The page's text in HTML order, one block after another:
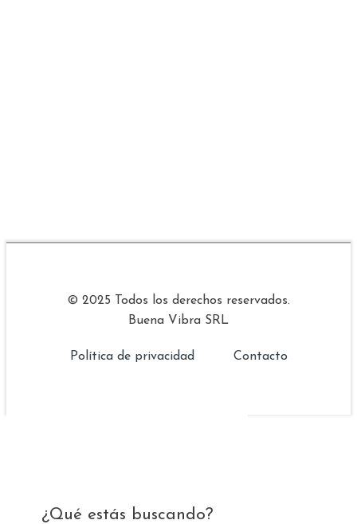
© 2025 Todos los derechos reservados.
Buena Vibra SRL
Política de privacidad Contacto
¿Qué estás buscando?